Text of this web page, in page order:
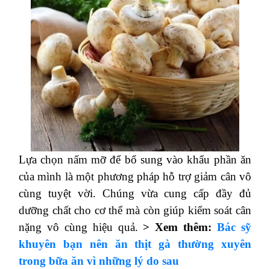
Lựa chọn nấm mỡ để bổ sung vào khẩu phần ăn
của mình là một phương pháp hỗ trợ giảm cân vô
cùng tuyệt vời. Chúng vừa cung cấp đầy đủ
dưỡng chất cho cơ thể mà còn giúp kiểm soát cân
nặng vô cùng hiệu quả. > Xem thêm:Bác sỹ
khuyên bạn nên ăn thịt gà thường xuyên
trong bữa ăn vì những lý do sau